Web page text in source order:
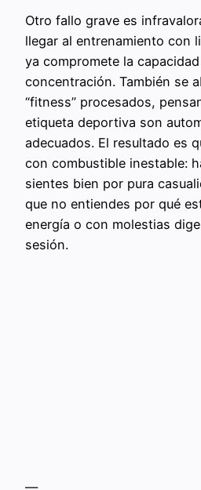
Otro fallo grave es
llegar al entrenamiento con
ya compromete la
concentración. También se
“fitness” procesados,
etiqueta deportiva son
adecuados. El resultado es
con combustible inestable:
sientes bien por pura
que no entiendes por qué
energía o con molestias
sesión.
—